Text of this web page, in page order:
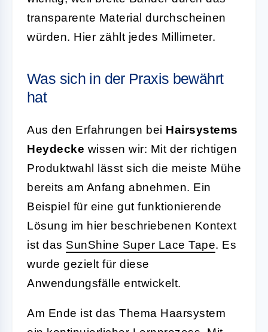
transparente Material durchscheinen
würden. Hier zählt jedes Millimeter.
Was sich in der Praxis bewährt
hat
Aus den Erfahrungen bei Hairsystems
Heydecke wissen wir: Mit der richtigen
Produktwahl lässt sich die meiste Mühe
bereits am Anfang abnehmen. Ein
Beispiel für eine gut funktionierende
Lösung im hier beschriebenen Kontext
ist das SunShine Super Lace Tape. Es
wurde gezielt für diese
Anwendungsfälle entwickelt.
Am Ende ist das Thema Haarsystem